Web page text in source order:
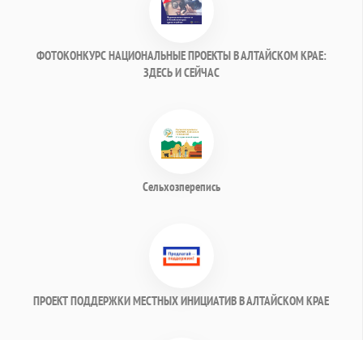
ФОТОКОНКУРС НАЦИОНАЛЬНЫЕ ПРОЕКТЫ В АЛТАЙСКОМ КРАЕ:
ЗДЕСЬ И СЕЙЧАС
Сельхозперепись
ПРОЕКТ ПОДДЕРЖКИ МЕСТНЫХ ИНИЦИАТИВ В АЛТАЙСКОМ КРАЕ